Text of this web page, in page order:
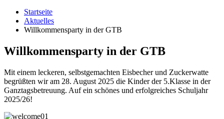
Startseite
Aktuelles
Willkommensparty in der GTB
Willkommensparty in der GTB
Mit einem leckeren, selbstgemachten Eisbecher und Zuckerwatte
begrüßten wir am 28. August 2025 die Kinder der 5.Klasse in der
Ganztagsbetreuung. Auf ein schönes und erfolgreiches Schuljahr
2025/26!